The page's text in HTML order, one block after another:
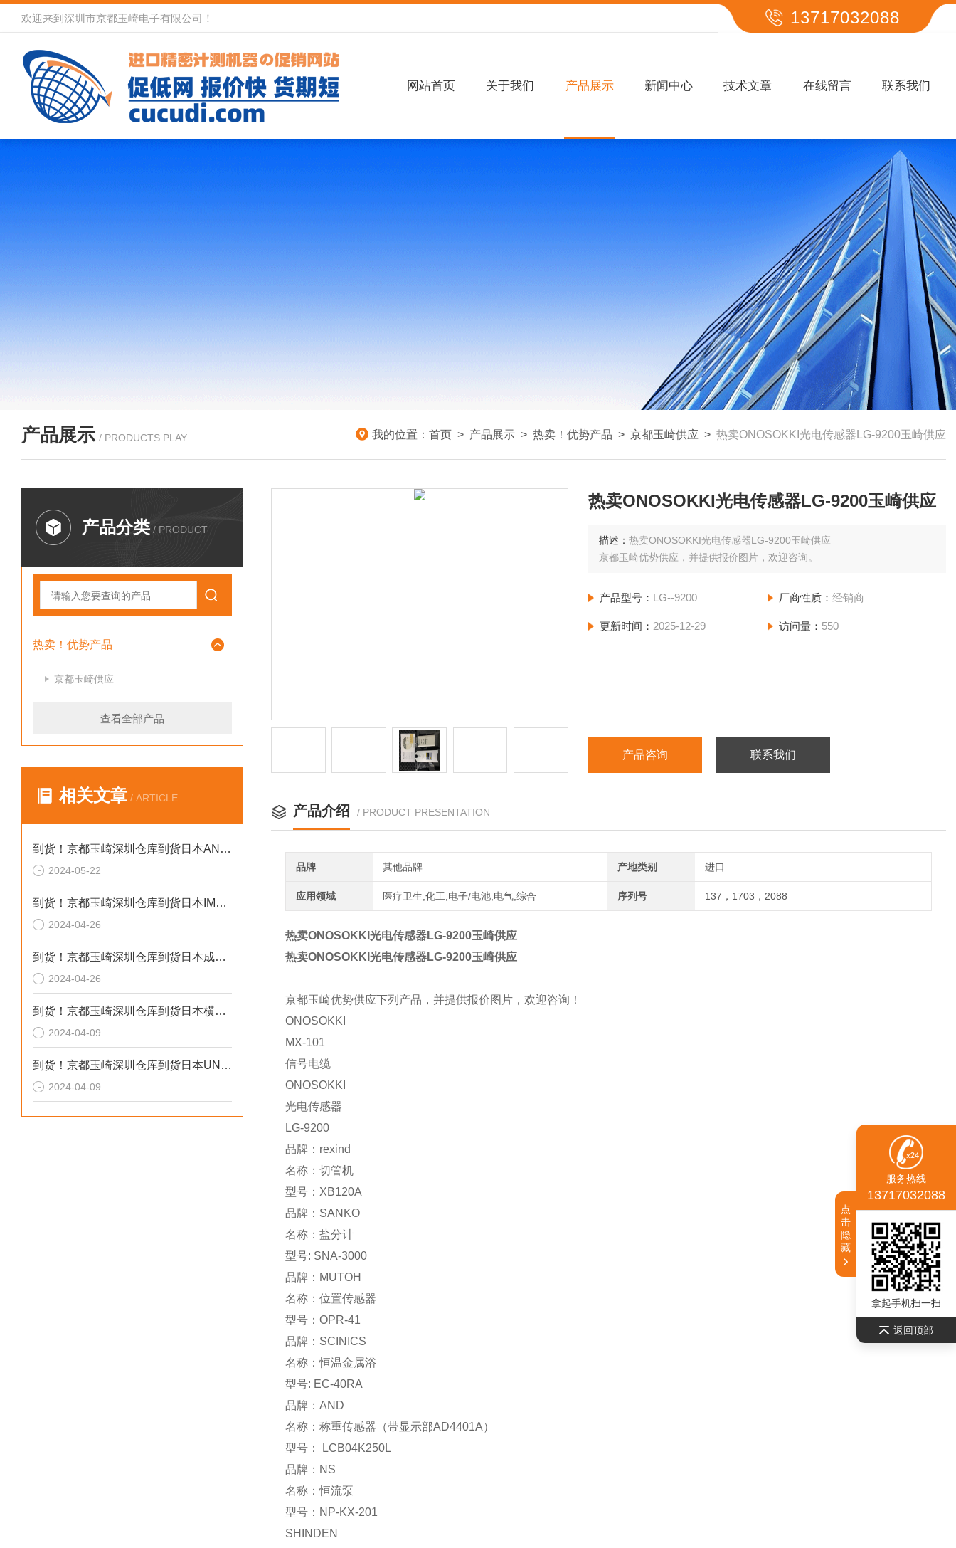
欢迎来到深圳市京都玉崎电子有限公司！ 13717032088
网站首页 关于我们 产品展示 新闻中心 技术文章 在线留言 联系我们
产品展示 / PRODUCTS PLAY 我的位置： 首页 > 产品展示 > 热卖！优势产品 > 京都玉崎供应 > 热卖ONOSOKKI光电传感器LG-9200玉崎供应
产品分类 / PRODUCT
热卖！优势产品
京都玉崎供应
查看全部产品
相关文章 / ARTICLE
到货！京都玉崎深圳仓库到货日本AND 电子秤HV-60KCEP
2024-05-22
到货！京都玉崎深圳仓库到货日本IMADA 推拉力计 DST-20N
2024-04-26
到货！京都玉崎深圳仓库到货日本成茂锻针仪MF2
2024-04-26
到货！京都玉崎深圳仓库到货日本横河 电导率仪传感器 SC8SG-R31-T-305-P1-A
2024-04-09
到货！京都玉崎深圳仓库到货日本UNITTA音波式皮带张力计U-550替换U-508
2024-04-09
热卖ONOSOKKI光电传感器LG-9200玉崎供应
描述：热卖ONOSOKKI光电传感器LG-9200玉崎供应
京都玉崎优势供应，并提供报价图片，欢迎咨询。
产品型号： LG--9200 厂商性质： 经销商
更新时间： 2025-12-29 访问量： 550
产品咨询 联系我们
产品介绍 / PRODUCT PRESENTATION
品牌 其他品牌 产地类别 进口
应用领域 医疗卫生,化工,电子/电池,电气,综合 序列号 137，1703，2088
热卖ONOSOKKI光电传感器LG-9200玉崎供应
热卖ONOSOKKI光电传感器LG-9200玉崎供应
京都玉崎优势供应下列产品，并提供报价图片，欢迎咨询！
ONOSOKKI
MX-101
信号电缆
ONOSOKKI
光电传感器
LG-9200
品牌：rexind
名称：切管机
型号：XB120A
品牌：SANKO
名称：盐分计
型号: SNA-3000
品牌：MUTOH
名称：位置传感器
型号：OPR-41
品牌：SCINICS
名称：恒温金属浴
型号: EC-40RA
品牌：AND
名称：称重传感器（带显示部AD4401A）
型号： LCB04K250L
品牌：NS
名称：恒流泵
型号：NP-KX-201
SHINDEN
服务热线
13717032088
拿起手机扫一扫
返回顶部
点
击
隐
藏